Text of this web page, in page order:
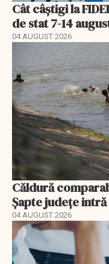
Cât câștigi la
de stat 7-14
04 AUGUST 2026
Căldură
Șapte județe
04 AUGUST 2026